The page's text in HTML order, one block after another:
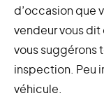
d’occasion que
vendeur vous
vous suggérons
inspection. Peu
véhicule.